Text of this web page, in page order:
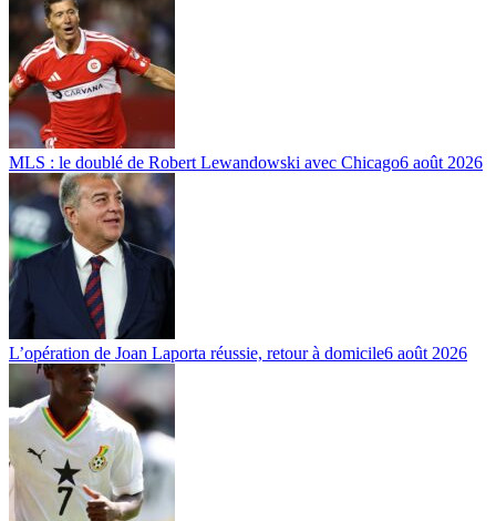
MLS : le doublé de Robert Lewandowski avec Chicago6 août 2026
L’opération de Joan Laporta réussie, retour à domicile6 août 2026